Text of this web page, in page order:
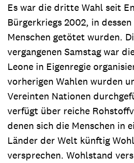
Es war die dritte Wahl seit
Bürgerkriegs 2002, in
Menschen getötet wurden.
vergangenen Samstag war
Leone in Eigenregie
vorherigen Wahlen wurden
Vereinten Nationen
verfügt über reiche
denen sich die Menschen in
Länder der Welt künftig
versprechen. Wohlstand